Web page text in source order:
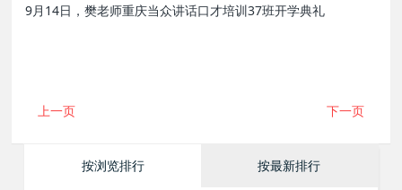
9月14日，樊老师重庆当众讲话口才培训37班开学典礼
上一页 下一页
按浏览排行 按最新排行